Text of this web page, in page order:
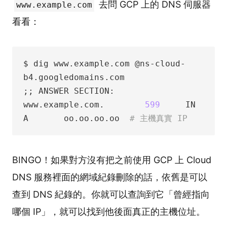
www.example.com
去問 GCP 上的 DNS 伺服器
看看：
$ dig www.example.com @ns-cloud-
b4.googledomains.com
;; ANSWER SECTION:
www.example.com. 599
     IN
A       oo.oo.oo.oo # 主機真實 IP
BINGO！如果對方沒有把之前使用 GCP 上 Cloud
DNS 服務裡面的網域紀錄刪除的話，依舊是可以
查到 DNS 紀錄的。你就可以查詢到它「曾經指向
哪個 IP」，就可以找到他後面真正的主機位址。